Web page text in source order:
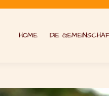
HOME DIE